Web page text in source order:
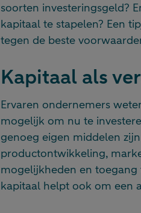
soorten investeringsgeld?
kapitaal te stapelen? Een
tegen de beste
Kapitaal als
Ervaren ondernemers
mogelijk om nu te
genoeg eigen middelen
productontwikkeling,
mogelijkheden en
kapitaal helpt ook om een